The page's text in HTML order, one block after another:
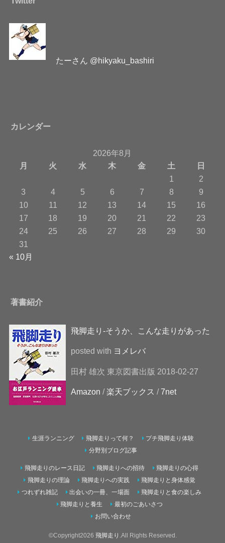
たーさん @hikyaku_bashiri
カレンダー
2026年8月
月
火 水 木 金 土
日
1
2
3
4 5 6 7 8
9
10
11 12 13 14 15
16
17
18 19 20 21 22
23
24
25 26 27 28 29
30
31
« 10月
著書紹介
飛脚走り-そうか、こんな走りがあった
posted with ヨメレバ
田村 雄次 東京図書出版 2018-02-27
Amazon /楽天ブックス /7net
生涯ランニング 飛脚走りって何？
プチ飛脚走り体験
分野別ブログ記事
飛脚走りのレース日記 飛脚走りへの招待
飛脚走りの心得
飛脚走りの理論
飛脚走りへの実践
飛脚走りと身体感覚
つれずれ雑記
出会いの一冊、一場面
飛脚走りと食の楽しみ
飛脚走りと養生
最初のごあいさつ
お問い合わせ
©Copyright2026 飛脚走り .All Rights Reserved.